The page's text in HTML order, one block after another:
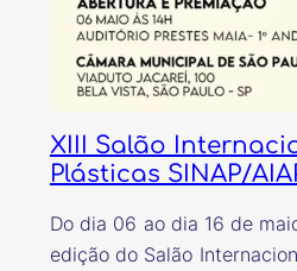
XIII Salão
Plásticas SINAP/
Do dia 06 ao dia 16 de
edição do Salão